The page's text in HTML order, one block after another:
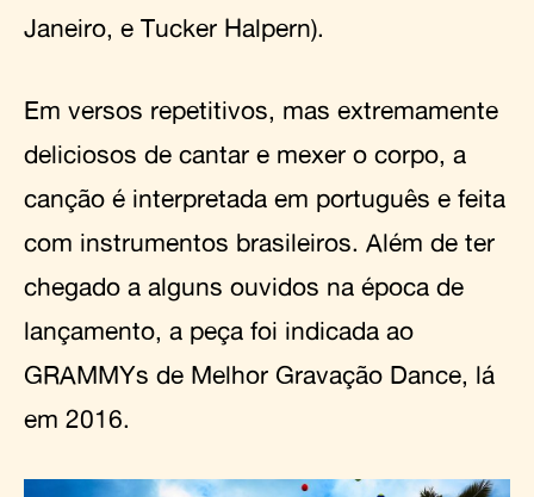
Janeiro, e Tucker Halpern).
Em versos repetitivos, mas extremamente
deliciosos de cantar e mexer o corpo, a
canção é interpretada em português e feita
com instrumentos brasileiros. Além de ter
chegado a alguns ouvidos na época de
lançamento, a peça foi indicada ao
GRAMMYs de Melhor Gravação Dance, lá
em 2016.